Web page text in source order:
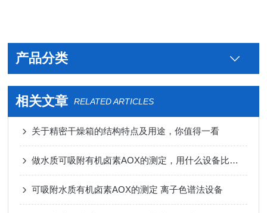
产品分类
相关文章 RELATED ARTICLES
关于精密干燥箱的结构特点及用途，你值得一看
做水质可吸附有机卤素AOX的测定，用什么设备比较好
可吸附水质有机卤素AOX的测定 离子色谱法设备